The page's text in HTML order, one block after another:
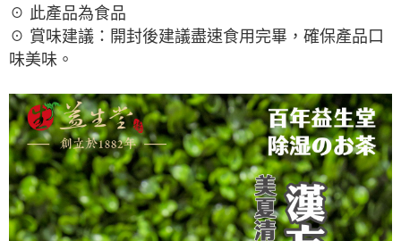
☉ 此產品為食品
☉ 賞味建議：開封後建議盡速食用完畢，確保產品口
味美味。